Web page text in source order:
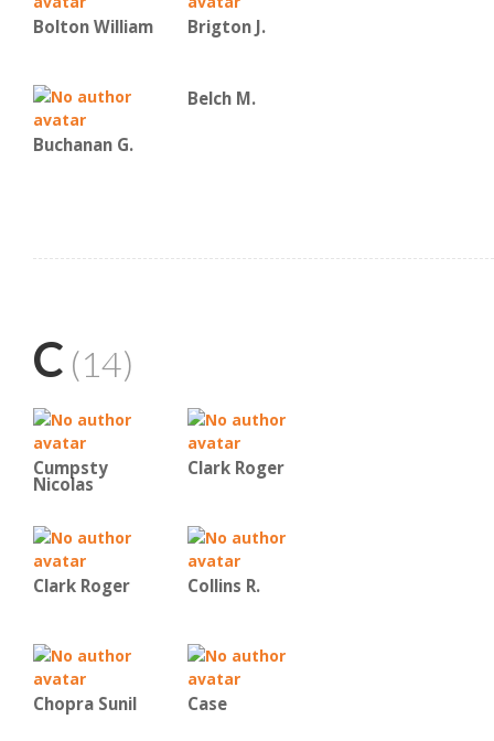
Bolton William Brigton J.
Buchanan G.
Belch M.
C (14)
Cumpsty
Nicolas
Clark Roger
Clark Roger Collins R.
Chopra Sunil Case